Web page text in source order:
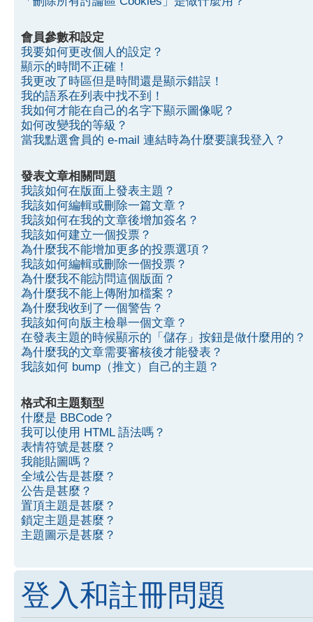
會員參數和設定
我要如何更改個人的設定？
顯示的時間不正確！
我更改了時區但是時間還是顯示錯誤！
我的語系在列表中找不到！
我如何才能在自己的名字下顯示圖像呢？
如何改變我的等級？
當我點選會員的 e-mail 連結時為什麼要讓我登入？
發表文章相關問題
我該如何在版面上發表主題？
我該如何編輯或刪除一篇文章？
我該如何在我的文章後增加簽名？
我該如何建立一個投票？
為什麼我不能增加更多的投票選項？
我該如何編輯或刪除一個投票？
為什麼我不能訪問這個版面？
為什麼我不能上傳附加檔案？
為什麼我收到了一個警告？
我該如何向版主檢舉一個文章？
在發表主題的時候顯示的「儲存」按鈕是做什麼用的？
為什麼我的文章需要審核後才能發表？
我該如何 bump（推文）自己的主題？
格式和主題類型
什麼是 BBCode？
我可以使用 HTML 語法嗎？
表情符號是甚麼？
我能貼圖嗎？
全域公告是甚麼？
公告是甚麼？
置頂主題是甚麼？
鎖定主題是甚麼？
主題圖示是甚麼？
登入和註冊問題